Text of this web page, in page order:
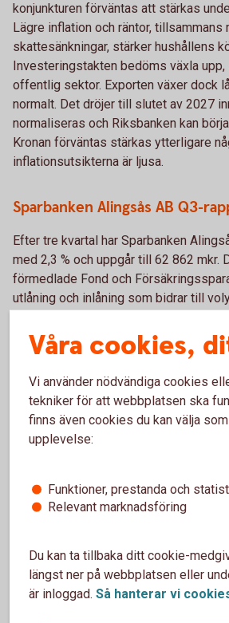
konjunkturen förväntas att stärkas
Lägre inflation och räntor, tillsammans
skattesänkningar, stärker hushållens
Investeringstakten bedöms växla
offentlig sektor. Exporten växer dock
normalt. Det dröjer till slutet av 2027
normaliseras och Riksbanken kan
Kronan förväntas stärkas ytterligare
inflationsutsikterna är ljusa.
Sparbanken Alingsås AB Q3-
Efter tre kvartal har Sparbanken
med 2,3 % och uppgår till 62 862 mkr.
förmedlade Fond och
utlåning och inlåning som bidrar till
av osäkerhet och en lägre tillväxt.
2026
Vi kommer att ha en riktigt utvecklande
period nu framåt där vi arbetar för att
Med närhet, enkelhet och
redan en mycket god framfart i detta.
Jag vill avsluta med att önska dig en
Våra cookies,
Vi använder nödvändiga cookies
tekniker för att webbplatsen ska
finns även cookies du kan välja
upplevelse:
Funktioner, prestanda och
Relevant marknadsföring
Du kan ta tillbaka ditt cookie-
längst ner på webbplatsen eller
är inloggad. Så hanterar vi